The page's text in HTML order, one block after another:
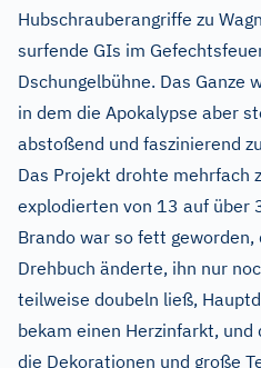
Hubschrauberangriffe zu
surfende GIs im
Dschungelbühne. Das Ganze
in dem die Apokalypse aber
abstoßend und faszinierend
Das Projekt drohte mehrfach
explodierten von 13 auf über
Brando war so fett geworden,
Drehbuch änderte, ihn nur
teilweise doubeln ließ,
bekam einen Herzinfarkt, und
die Dekorationen und große